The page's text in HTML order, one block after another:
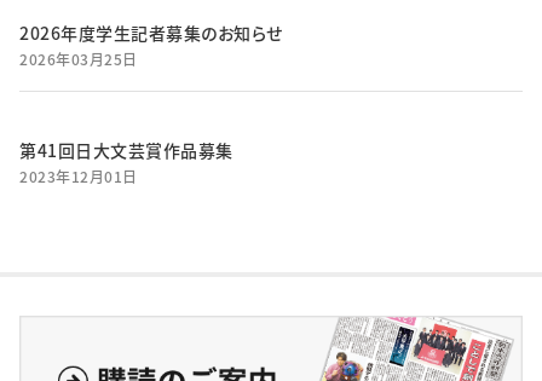
2026年度学生記者募集のお知らせ
2026年03月25日
第41回日大文芸賞作品募集
2023年12月01日